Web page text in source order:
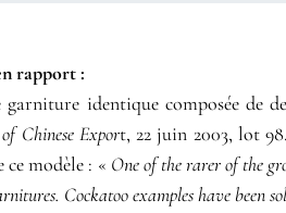
rapport :​
garniture identique composée de
Chinese Export, 22 juin 2003, lot
ce modèle : « One of the rarer of the
Cockatoo examples have been